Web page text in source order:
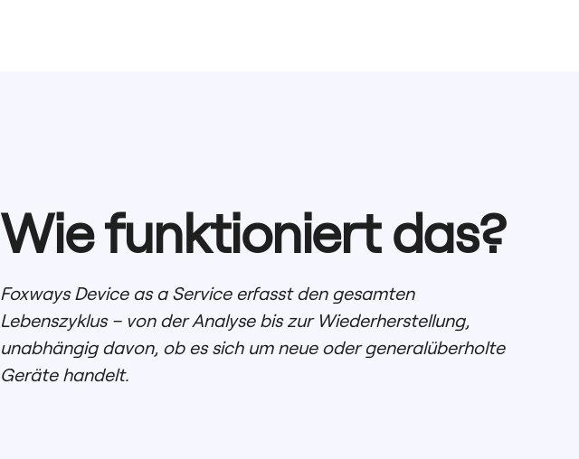
Wie funktioniert das?
Foxways Device as a Service erfasst den gesamten
Lebenszyklus – von der Analyse bis zur Wiederherstellung,
unabhängig davon, ob es sich um neue oder generalüberholte
Geräte handelt.